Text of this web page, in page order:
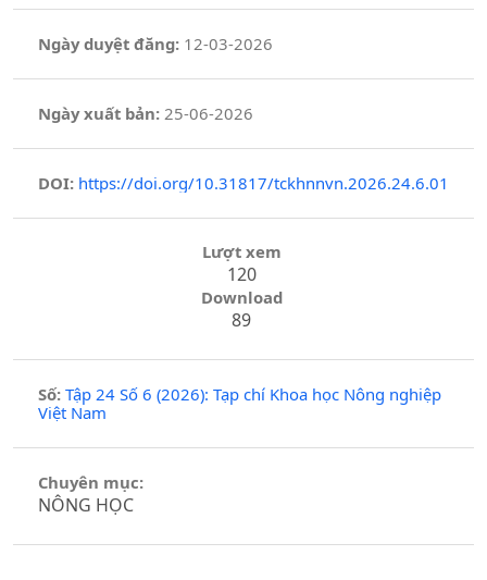
Ngày duyệt đăng:12-03-2026
Ngày xuất bản: 25-06-2026
DOI: https://doi.org/10.31817/tckhnnvn.2026.24.6.01
Lượt xem
120
Download
89
Số: Tập 24 Số 6 (2026): Tạp chí Khoa học Nông nghiệp
Việt Nam
Chuyên mục:
NÔNG HỌC